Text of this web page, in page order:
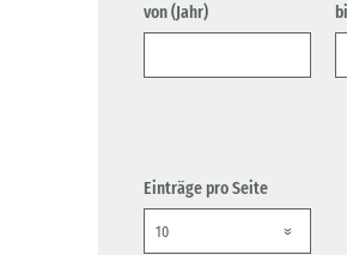
von (Jahr)
Einträge pro Seite